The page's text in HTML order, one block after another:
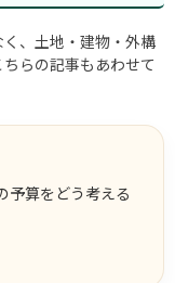
、土地・建物・外構
らの記事もあわせて
予算をどう考える